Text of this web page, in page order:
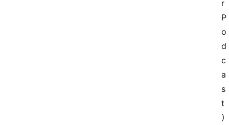
r
P
o
d
c
a
s
t
）